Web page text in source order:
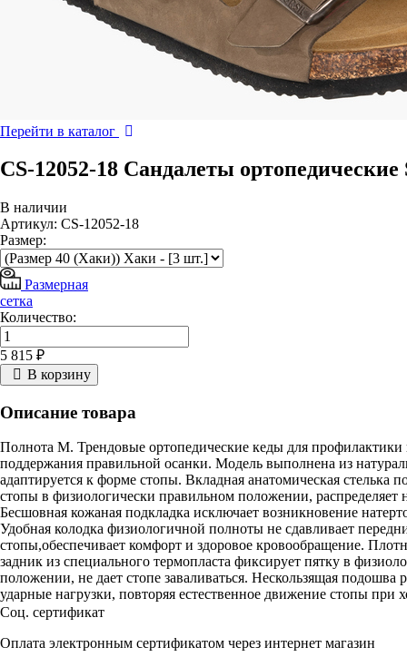
Перейти в каталог
CS-12052-18 Сандалеты ортопедические
В наличии
Артикул: CS-12052-18
Размер:
Размерная
сетка
Количество:
5 815 ₽
В корзину
Описание товара
Полнота М. Трендовые ортопедические кеды для профилактики
поддержания правильной осанки. Модель выполнена из
адаптируется к форме стопы. Вкладная анатомическая стелька
стопы в физиологически правильном положении, распределяет
Бесшовная кожаная подкладка исключает возникновение
Удобная колодка физиологичной полноты не сдавливает
стопы,обеспечивает комфорт и здоровое кровообращение.
задник из специального термопласта фиксирует пятку в
положении, не дает стопе заваливаться. Нескользящая подошва
ударные нагрузки, повторяя естественное движение стопы при
Соц. сертификат
Оплата электронным сертификатом через интернет магазин